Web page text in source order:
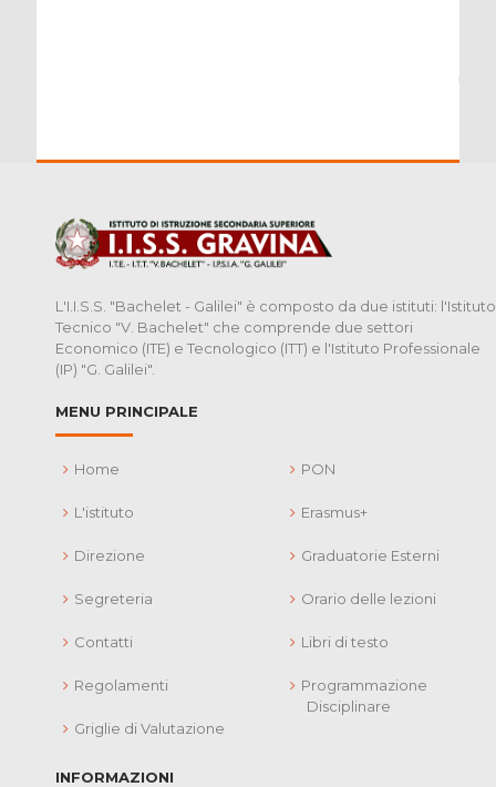
L'I.I.S.S. "Bachelet - Galilei" è composto da due istituti: l'Istituto
Tecnico "V. Bachelet" che comprende due settori
Economico (ITE) e Tecnologico (ITT) e l'Istituto Professionale
(IP) "G. Galilei".
MENU PRINCIPALE
Home
L'istituto
Direzione
Segreteria
Contatti
Regolamenti
Griglie di Valutazione
PON
Erasmus+
Graduatorie Esterni
Orario delle lezioni
Libri di testo
Programmazione
Disciplinare
INFORMAZIONI